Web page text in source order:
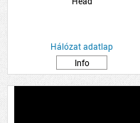
Hálózat adatlap
Info